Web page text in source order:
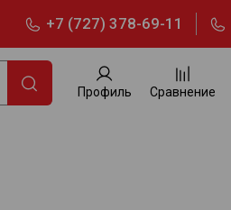
+7 (727) 378-69-11
Профиль Сравнение